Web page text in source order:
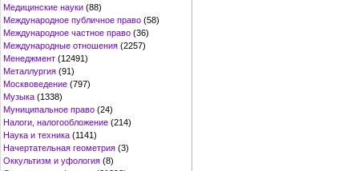
Медицинские науки (88)
Международное публичное право (58)
Международное частное право (36)
Международные отношения (2257)
Менеджмент (12491)
Металлургия (91)
Москвоведение (797)
Музыка (1338)
Муниципальное право (24)
Налоги, налогообложение (214)
Наука и техника (1141)
Начертательная геометрия (3)
Оккультизм и уфология (8)